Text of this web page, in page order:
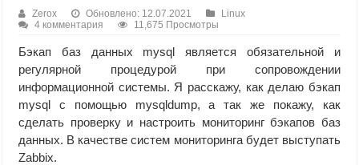
Zerox Обновлено: 12.07.2021
Linux
4 комментария
11,675 Просмотры
Бэкап баз данных mysql является обязательной и
регулярной процедурой при сопровождении
информационной системы. Я расскажу, как делаю бэкап
mysql с помощью mysqldump, а так же покажу, как
сделать проверку и настроить мониторинг бэкапов баз
данных. В качестве систем мониторинга будет выступать
Zabbix.